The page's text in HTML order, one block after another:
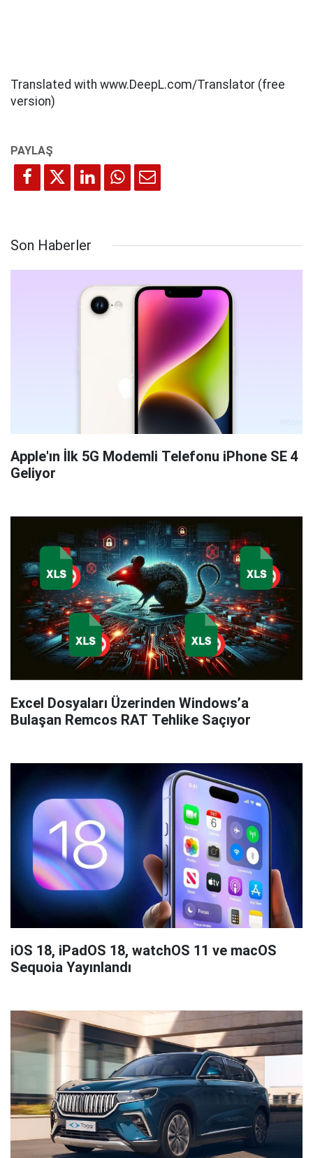
Translated with www.DeepL.com/Translator (free
version)
Son Haberler
Apple'ın İlk 5G Modemli Telefonu iPhone SE 4
Geliyor
Excel Dosyaları Üzerinden Windows’a
Bulaşan Remcos RAT Tehlike Saçıyor
iOS 18, iPadOS 18, watchOS 11 ve macOS
Sequoia Yayınlandı